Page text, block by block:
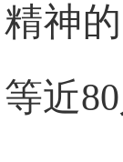
精神
等近